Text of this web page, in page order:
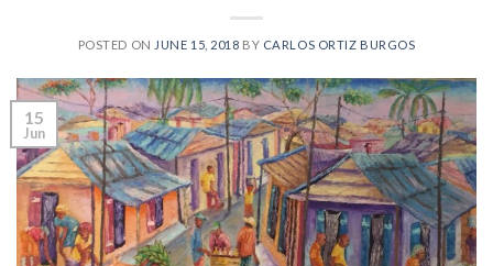
POSTED ON JUNE 15, 2018 BY CARLOS ORTIZ BURGOS
15
Jun